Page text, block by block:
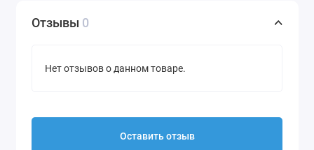
Отзывы 0
Нет отзывов о данном товаре.
Оставить отзыв